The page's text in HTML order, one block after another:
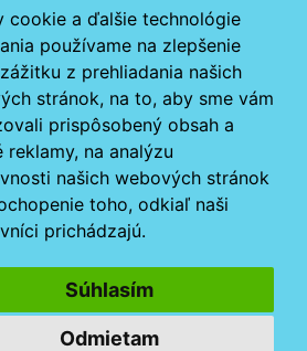
cookie a ďalšie technológie
používame na zlepšenie
z prehliadania našich
stránok, na to, aby sme vám
prispôsobený obsah a
reklamy, na analýzu
našich webových stránok
toho, odkiaľ naši
prichádzajú.
Súhlasím
Odmietam
Originálny toner
530,90 €
Pridať do košíka
313
dni od 8. do 17. hod.